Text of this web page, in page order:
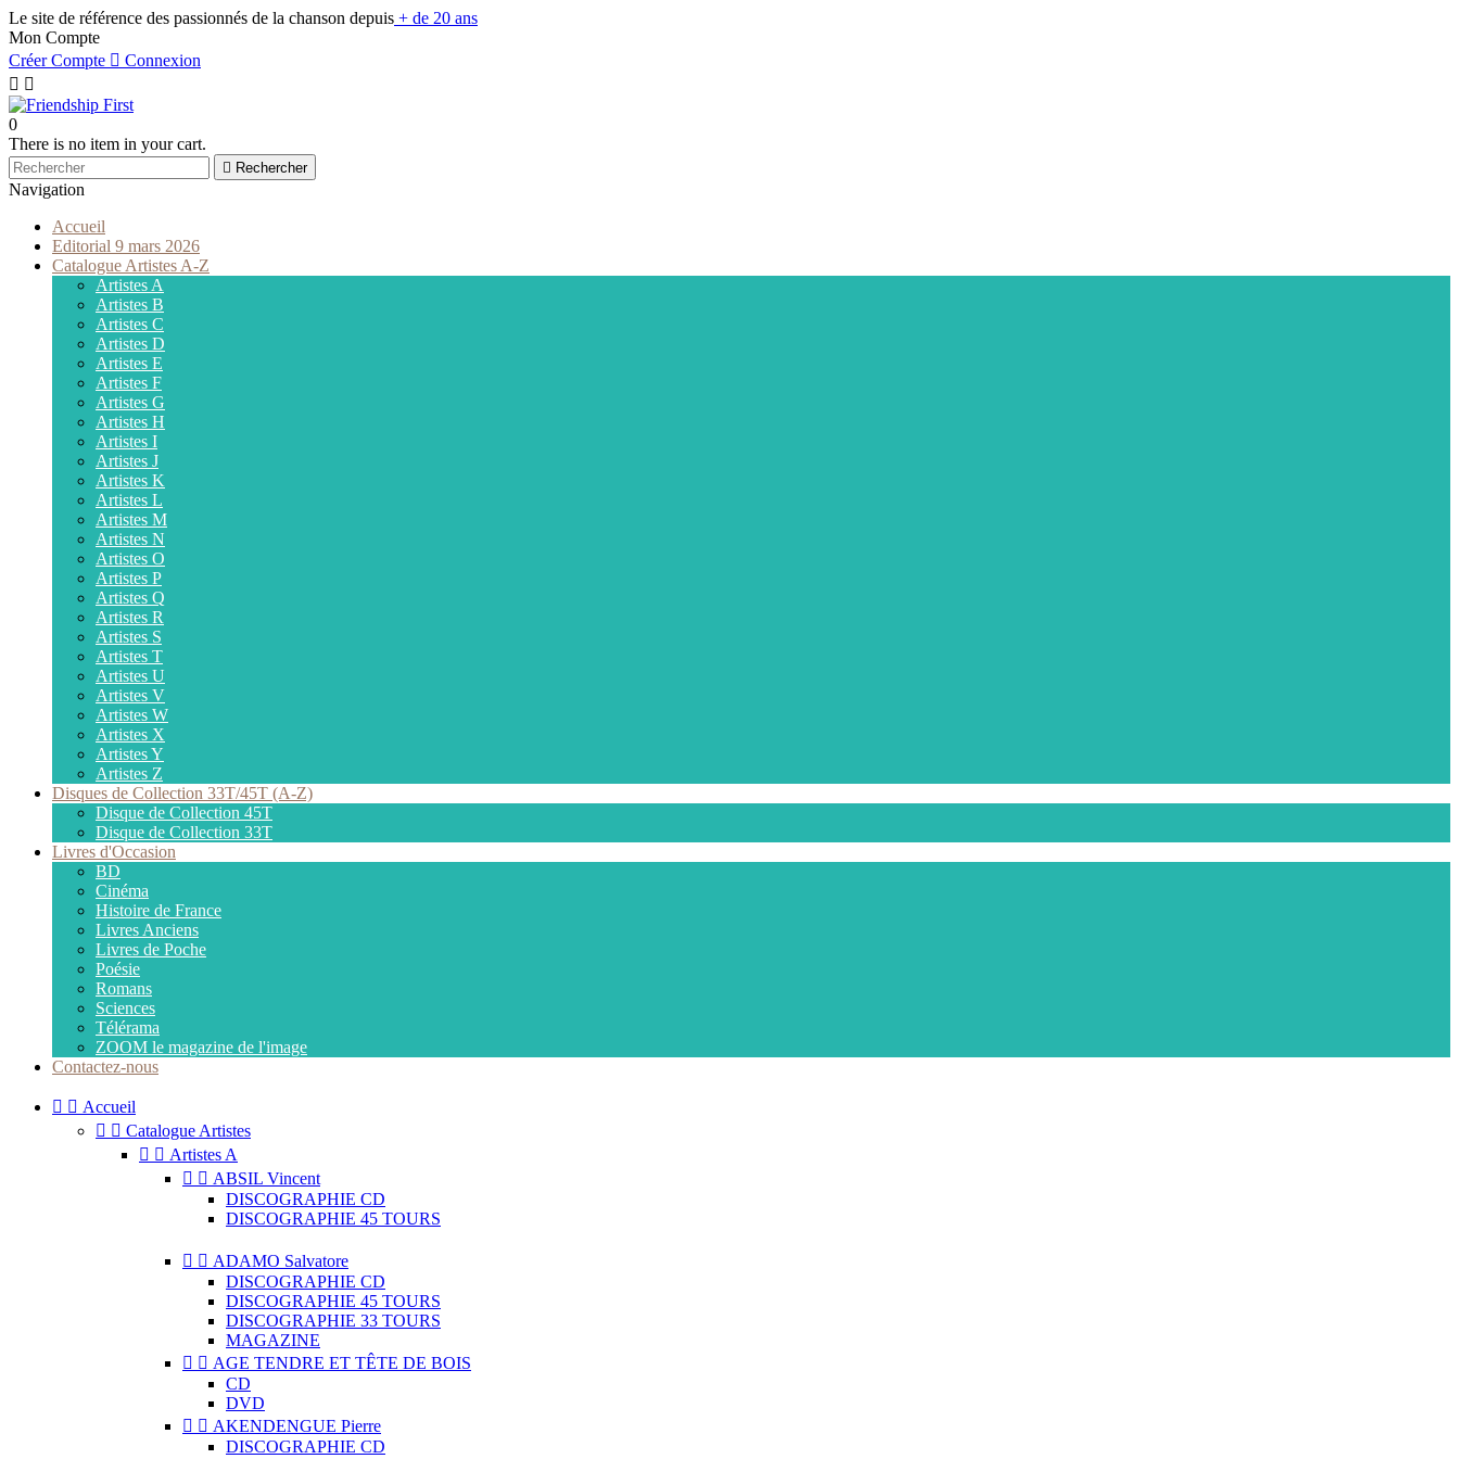
Le site de référence des passionnés de la chanson depuis + de 20 ans
Mon Compte
Créer Compte  Connexion
 
0
There is no item in your cart.
 Rechercher
Navigation
Accueil
Editorial 9 mars 2026
Catalogue Artistes A-Z
Artistes A
Artistes B
Artistes C
Artistes D
Artistes E
Artistes F
Artistes G
Artistes H
Artistes I
Artistes J
Artistes K
Artistes L
Artistes M
Artistes N
Artistes O
Artistes P
Artistes Q
Artistes R
Artistes S
Artistes T
Artistes U
Artistes V
Artistes W
Artistes X
Artistes Y
Artistes Z
Disques de Collection 33T/45T (A-Z)
Disque de Collection 45T
Disque de Collection 33T
Livres d'Occasion
BD
Cinéma
Histoire de France
Livres Anciens
Livres de Poche
Poésie
Romans
Sciences
Télérama
ZOOM le magazine de l'image
Contactez-nous
  Accueil
  Catalogue Artistes
  Artistes A
  ABSIL Vincent
DISCOGRAPHIE CD
DISCOGRAPHIE 45 TOURS
  ADAMO Salvatore
DISCOGRAPHIE CD
DISCOGRAPHIE 45 TOURS
DISCOGRAPHIE 33 TOURS
MAGAZINE
  AGE TENDRE ET TÊTE DE BOIS
CD
DVD
  AKENDENGUE Pierre
DISCOGRAPHIE CD